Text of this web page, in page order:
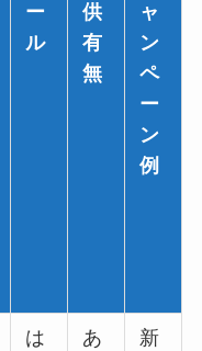
ー
ル
供
有
無
ャ
ン
ペ
ー
ン
例
は
あ
新